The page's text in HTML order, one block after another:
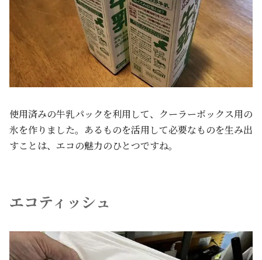
使用済みの牛乳パックを利用して、クーラーボックス用の
氷を作りました。あるものを活用して必要なものを生み出
すことは、エコの魅力のひとつですね。
エコティッシュ